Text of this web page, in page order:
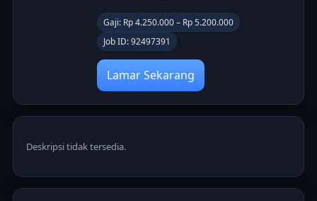
Gaji: Rp 4.250.000 – Rp 5.200.000
Job ID: 92497391
Lamar Sekarang
Deskripsi tidak tersedia.